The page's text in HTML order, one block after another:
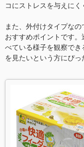
コにストレスを与えにく
また、外付けタイプな
おすすめポイントです
べている様子を観察で
を見たいという方にぴっ